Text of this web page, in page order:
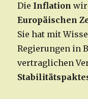
Die Inflation
Europäischen
Sie hat mit
Regierungen in
vertraglichen